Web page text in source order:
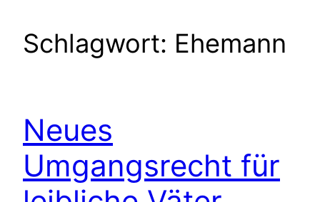
Schlagwort: Ehemann
Neues
Umgangsrecht für